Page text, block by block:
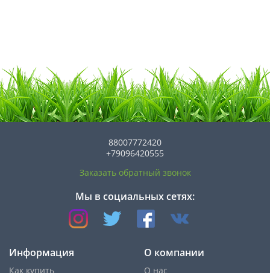
88007772420
+79096420555
Заказать обратный звонок
Мы в социальных сетях:
Информация
Как купить
О компании
О нас